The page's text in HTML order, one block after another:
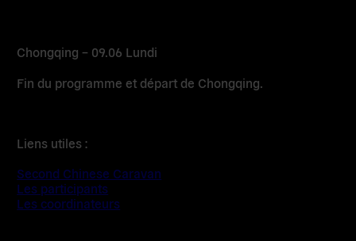
Chongqing – 09.06 Lundi
Fin du programme et départ de Chongqing.
Liens utiles :
Second Chinese Caravan
Les participants
Les coordinateurs